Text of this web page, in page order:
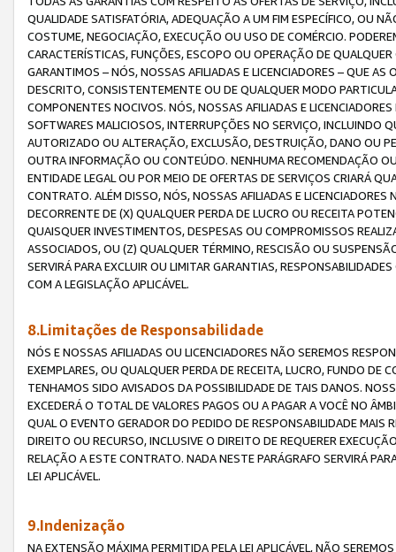
QUALIDADE SATISFATÓRIA, ADEQUAÇÃO A UM FIM ESPECÍFICO, OU
COSTUME, NEGOCIAÇÃO, EXECUÇÃO OU USO DE COMÉRCIO.
CARACTERÍSTICAS, FUNÇÕES, ESCOPO OU OPERAÇÃO DE
GARANTIMOS – NÓS, NOSSAS AFILIADAS E LICENCIADORES – QUE
DESCRITO, CONSISTENTEMENTE OU DE QUALQUER MODO
COMPONENTES NOCIVOS. NÓS, NOSSAS AFILIADAS E
SOFTWARES MALICIOSOS, INTERRUPÇÕES NO SERVIÇO, INCLUINDO
AUTORIZADO OU ALTERAÇÃO, EXCLUSÃO, DESTRUIÇÃO, DANO OU
OUTRA INFORMAÇÃO OU CONTEÚDO. NENHUMA RECOMENDAÇÃO
ENTIDADE LEGAL OU POR MEIO DE OFERTAS DE SERVIÇOS CRIARÁ
CONTRATO. ALÉM DISSO, NÓS, NOSSAS AFILIADAS E
DECORRENTE DE (X) QUALQUER PERDA DE LUCRO OU RECEITA
QUAISQUER INVESTIMENTOS, DESPESAS OU COMPROMISSOS
ASSOCIADOS, OU (Z) QUALQUER TÉRMINO, RESCISÃO OU
SERVIRÁ PARA EXCLUIR OU LIMITAR GARANTIAS,
COM A LEGISLAÇÃO APLICÁVEL.
8.Limitações de Responsabilidade
NÓS E NOSSAS AFILIADAS OU LICENCIADORES NÃO SEREMOS
EXEMPLARES, OU QUALQUER PERDA DE RECEITA, LUCRO, FUNDO
TENHAMOS SIDO AVISADOS DA POSSIBILIDADE DE TAIS DANOS.
EXCEDERÁ O TOTAL DE VALORES PAGOS OU A PAGAR A VOCÊ NO
QUAL O EVENTO GERADOR DO PEDIDO DE RESPONSABILIDADE
DIREITO OU RECURSO, INCLUSIVE O DIREITO DE REQUERER
RELAÇÃO A ESTE CONTRATO. NADA NESTE PARÁGRAFO SERVIRÁ
LEI APLICÁVEL.
9.Indenização
NA EXTENSÃO MÁXIMA PERMITIDA PELA LEI APLICÁVEL, NÃO